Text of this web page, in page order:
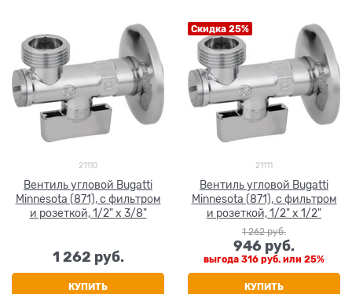
21110
Вентиль угловой Bugatti
Minnesota (871), с фильтром
и розеткой, 1/2" х 3/8"
1 262 руб.
КУПИТЬ
Скидка 25%
21111
Вентиль угловой Bugatti
Minnesota (871), с фильтром
и розеткой, 1/2" х 1/2"
1 262 руб.
946 руб.
выгода 316 руб. или 25%
КУПИТЬ